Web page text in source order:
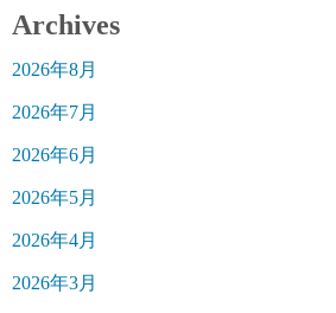
Archives
2026年8月
2026年7月
2026年6月
2026年5月
2026年4月
2026年3月